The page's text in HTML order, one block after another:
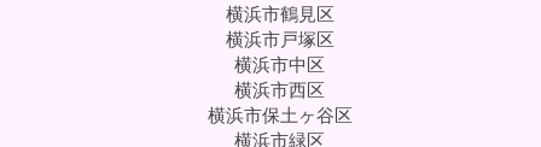
横浜市鶴見区
横浜市戸塚区
横浜市中区
横浜市西区
横浜市保土ヶ谷区
横浜市緑区